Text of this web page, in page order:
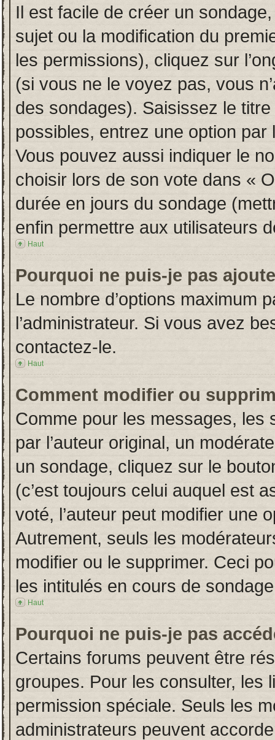
Il est facile de créer un
sujet ou la modification du
les permissions), cliquez sur
(si vous ne le voyez pas, vous
des sondages). Saisissez le
possibles, entrez une option
Vous pouvez aussi indiquer le
choisir lors de son vote dans «
durée en jours du sondage
enfin permettre aux utilisateurs
Haut
Pourquoi ne puis-je pas
Le nombre d’options maximum
l’administrateur. Si vous avez
contactez-le.
Haut
Comment modifier ou
Comme pour les messages, les
par l’auteur original, un
un sondage, cliquez sur le
(c’est toujours celui auquel est
voté, l’auteur peut modifier une
Autrement, seuls les
modifier ou le supprimer. Ceci
les intitulés en cours de
Haut
Pourquoi ne puis-je pas
Certains forums peuvent être
groupes. Pour les consulter, les
permission spéciale. Seuls les
administrateurs peuvent